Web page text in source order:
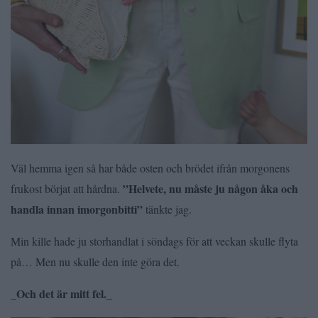
Väl hemma igen så har både osten och brödet ifrån morgonens
frukost börjat att hårdna. ”Helvete, nu måste ju någon åka och
handla innan imorgonbitti” tänkte jag.
Min kille hade ju storhandlat i söndags för att veckan skulle flyta
på… Men nu skulle den inte göra det.
_Och det är mitt fel._